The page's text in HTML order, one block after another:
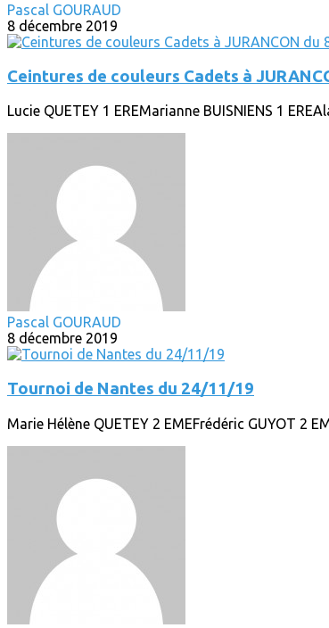
Pascal GOURAUD
8 décembre 2019
Ceintures de couleurs Cadets à
Lucie QUETEY 1 EREMarianne BUISNIENS 1
Pascal GOURAUD
8 décembre 2019
Tournoi de Nantes du 24/11/19
Marie Hélène QUETEY 2 EMEFrédéric GUYOT 2